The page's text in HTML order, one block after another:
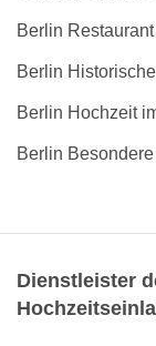
Berlin
Berlin
Berlin Hochzeit
Berlin
Dienstleister